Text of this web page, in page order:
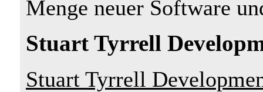
Menge neuer Software
Stuart Tyrrell
Stuart Tyrrell